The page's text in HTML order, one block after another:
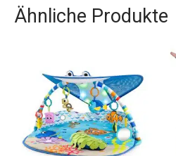
Ähnliche Produkte